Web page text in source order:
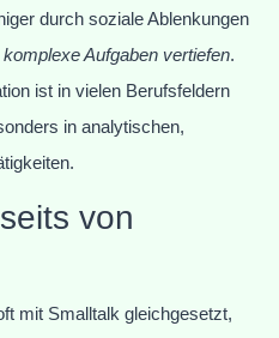
durch soziale Ablenkungen
komplexe Aufgaben vertiefen.
ist in vielen Berufsfeldern
in analytischen,
von
mit Smalltalk gleichgesetzt,